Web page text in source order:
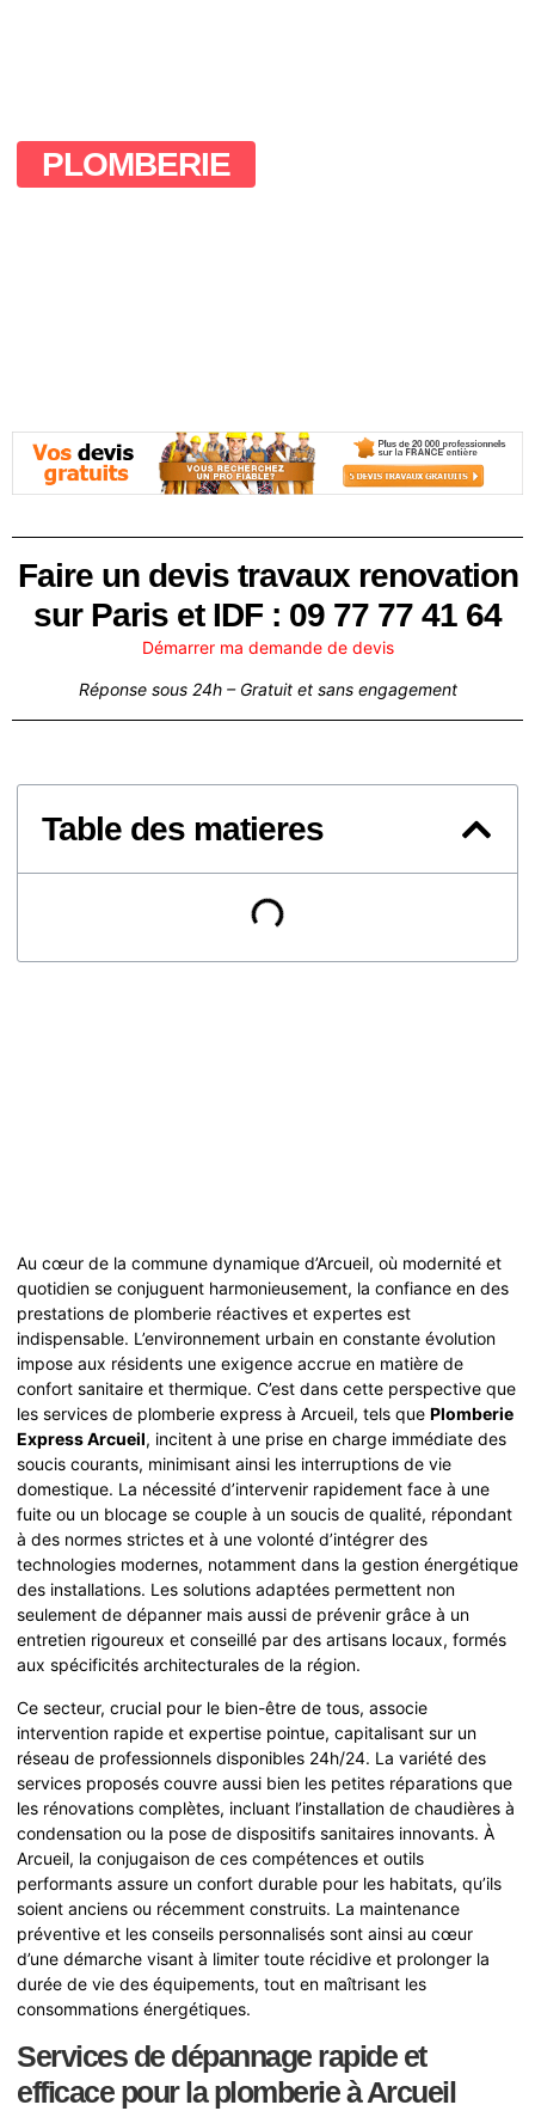
PLOMBERIE
Faire un devis travaux renovation
sur Paris et IDF : 09 77 77 41 64
Démarrer ma demande de devis
Réponse sous 24h – Gratuit et sans engagement
Table des matieres
Au cœur de la commune dynamique d’Arcueil, où modernité et
quotidien se conjuguent harmonieusement, la confiance en des
prestations de plomberie réactives et expertes est
indispensable. L’environnement urbain en constante évolution
impose aux résidents une exigence accrue en matière de
confort sanitaire et thermique. C’est dans cette perspective que
les services de plomberie express à Arcueil, tels que Plomberie
Express Arcueil, incitent à une prise en charge immédiate des
soucis courants, minimisant ainsi les interruptions de vie
domestique. La nécessité d’intervenir rapidement face à une
fuite ou un blocage se couple à un soucis de qualité, répondant
à des normes strictes et à une volonté d’intégrer des
technologies modernes, notamment dans la gestion énergétique
des installations. Les solutions adaptées permettent non
seulement de dépanner mais aussi de prévenir grâce à un
entretien rigoureux et conseillé par des artisans locaux, formés
aux spécificités architecturales de la région.
Ce secteur, crucial pour le bien-être de tous, associe
intervention rapide et expertise pointue, capitalisant sur un
réseau de professionnels disponibles 24h/24. La variété des
services proposés couvre aussi bien les petites réparations que
les rénovations complètes, incluant l’installation de chaudières à
condensation ou la pose de dispositifs sanitaires innovants. À
Arcueil, la conjugaison de ces compétences et outils
performants assure un confort durable pour les habitats, qu’ils
soient anciens ou récemment construits. La maintenance
préventive et les conseils personnalisés sont ainsi au cœur
d’une démarche visant à limiter toute récidive et prolonger la
durée de vie des équipements, tout en maîtrisant les
consommations énergétiques.
Services de dépannage rapide et
efficace pour la plomberie à Arcueil